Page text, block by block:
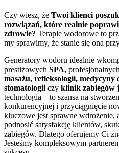
Czy wiesz, że Twoi klienci
rozwiązań, które realnie
zdrowie? Terapie wodorowe to
my sprawimy, że stanie się ona
Generatory wodoru idealnie
prestiżowych SPA, profesjonalnych
masażu, refleksologii, medycyny
stomatologii czy klinik zabiegów
technologia – to szansa na
konkurencyjnej i przyciągnięcie
kluczowe jest sprawne wdrożenie,
podnosić satysfakcję klientów,
zabiegów. Dlatego oferujemy Ci
Jesteśmy kompleksowym